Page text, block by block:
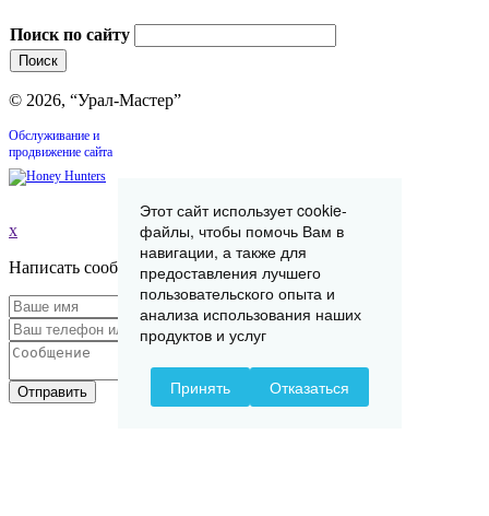
Поиск по сайту
© 2026, “Урал-Мастер”
Обслуживание и
продвижение сайта
x
Написать сообщение
Отправить
Этот сайт использует cookie-
файлы, чтобы помочь Вам в
навигации, а также для
предоставления лучшего
пользовательского опыта и
анализа использования наших
продуктов и услуг
Принять Отказаться